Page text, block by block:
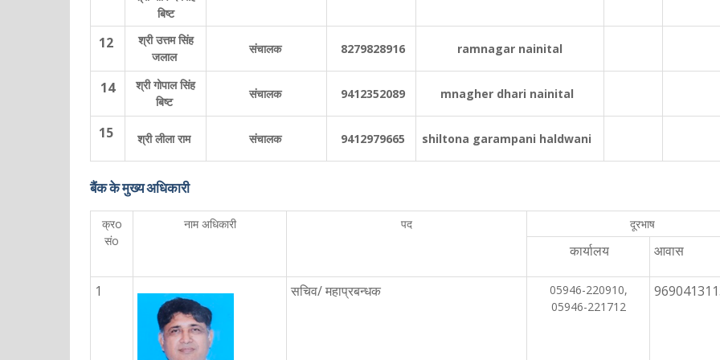
बिष्ट
12
श्री उत्तम सिंह
जलाल
संचालक 8279828916 ramnagar nainital
14
श्री गोपाल सिंह
बिष्ट
संचालक 9412352089 mnagher dhari nainital
15 श्री लीला राम संचालक 9412979665 shiltona garampani haldwani
बैंक के मुख्य अधिकारी
क्रo
संo
नाम अधिकारी पद दूरभाष
कार्यालय आवास
1 सचिव/ महाप्रबन्धक
05946-220910,
05946-221712